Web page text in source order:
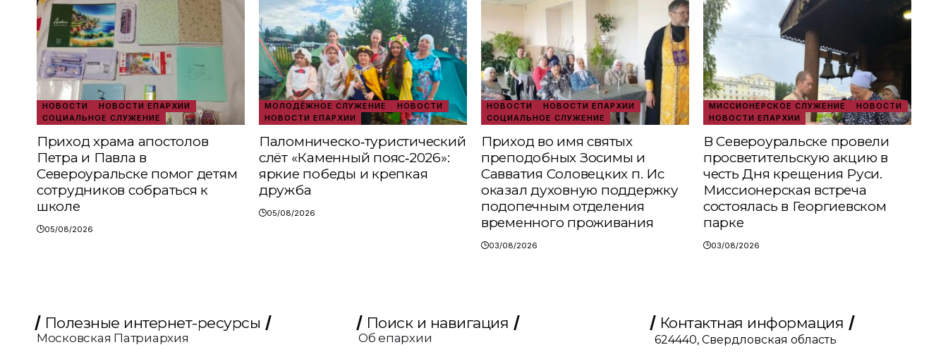
НОВОСТИ
НОВОСТИ ЕПАРХИИ
СОЦИАЛЬНОЕ СЛУЖЕНИЕ
Приход храма апостолов
Петра и Павла в
Североуральске помог детям
сотрудников собраться к
школе
05/08/2026
МОЛОДЁЖНОЕ СЛУЖЕНИЕ
НОВОСТИ
НОВОСТИ ЕПАРХИИ
Паломническо‑туристический
слёт «Каменный пояс‑2026»:
яркие победы и крепкая
дружба
05/08/2026
НОВОСТИ
НОВОСТИ ЕПАРХИИ
СОЦИАЛЬНОЕ СЛУЖЕНИЕ
Приход во имя святых
преподобных Зосимы и
Савватия Соловецких п. Ис
оказал духовную поддержку
подопечным отделения
временного проживания
03/08/2026
МИССИОНЕРСКОЕ СЛУЖЕНИЕ
НОВОСТИ
НОВОСТИ ЕПАРХИИ
В Североуральске провели
просветительскую акцию в
честь Дня крещения Руси.
Миссионерская встреча
состоялась в Георгиевском
парке
03/08/2026
Полезные интернет-ресурсы
Московская Патриархия
Поиск и навигация
Об епархии
Контактная информация
624440, Свердловская область